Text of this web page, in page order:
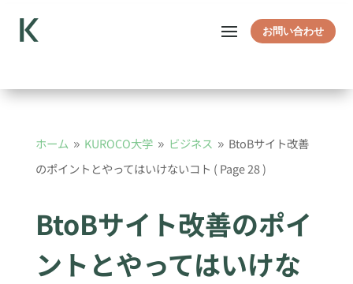
お問い合わせ
ホーム 9 KUROCO大学 9 ビジネス 9 BtoBサイト改善
のポイントとやってはいけないコト ( Page 28 )
BtoBサイト改善のポイ
ントとやってはいけな